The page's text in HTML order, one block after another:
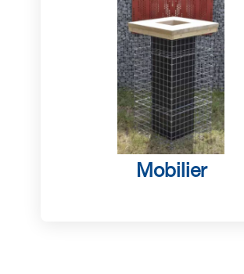
Mobilier